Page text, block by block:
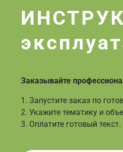
Заказывайте
1. Запустите заказ по
2. Укажите тематику и
3. Оплатите готовый текст.